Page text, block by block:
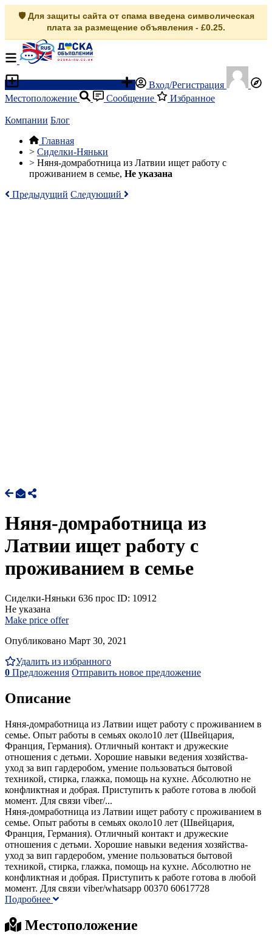
🛡️ Для защиты сайта от спама введена символическая
плата за размещение объявления - £0.25.
Вход/Регистрация
Местоположение
Сообщение Избранное
Компании Блог
Главная
> Сиделки-Няньки
> Няня-домработница из Латвии ищет работу с
проживанием в семье, Не указана
Предыдущий Следующий
Няня-домработница из
Латвии ищет работу с
проживанием в семье
Сиделки-Няньки 636 прос ID: 10912
Не указана
Make price offer
Опубликовано Март 30, 2021
Удалить из избранного
0 Предложения Отправить новое предложение
Описание
Няня-домработница из Латвии ищет работу с проживанием в
семье. Опыт работы в семьях около10 лет (Швейцария,
Франция, Германия). Отличный контакт и дружеские
отношения с детьми. Хорошие навыки ведения хозяйства-
уход за вип гардеробом, умение пользоваться бытовой
техникой, стирка, глажка, помощь на кухне. Абсолютно не
конфликтная и добрая. Приступить к работе готова в любой
момент. Для связи viber/...
Няня-домработница из Латвии ищет работу с проживанием в
семье. Опыт работы в семьях около10 лет (Швейцария,
Франция, Германия). Отличный контакт и дружеские
отношения с детьми. Хорошие навыки ведения хозяйства-
уход за вип гардеробом, умение пользоваться бытовой
техникой, стирка, глажка, помощь на кухне. Абсолютно не
конфликтная и добрая. Приступить к работе готова в любой
момент. Для связи viber/whatsapp 00370 60617728
Подробнее
Местоположение